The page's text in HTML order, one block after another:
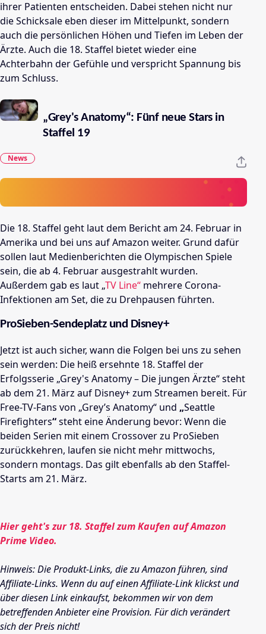
ihrer Patienten entscheiden. Dabei stehen nicht nur
die Schicksale eben dieser im Mittelpunkt, sondern
auch die persönlichen Höhen und Tiefen im Leben der
Ärzte. Auch die 18. Staffel bietet wieder eine
Achterbahn der Gefühle und verspricht Spannung bis
zum Schluss.
„Grey's Anatomy“: Fünf neue Stars in
Staffel 19
News
Die 18. Staffel geht laut dem Bericht am 24. Februar in
Amerika und bei uns auf Amazon weiter. Grund dafür
sollen laut Medienberichten die Olympischen Spiele
sein, die ab 4. Februar ausgestrahlt wurden.
Außerdem gab es laut „TV Line“ mehrere Corona-
Infektionen am Set, die zu Drehpausen führten.
ProSieben-Sendeplatz und Disney+
Jetzt ist auch sicher, wann die Folgen bei uns zu sehen
sein werden: Die heiß ersehnte 18. Staffel der
Erfolgsserie „Grey's Anatomy – Die jungen Ärzte“ steht
ab dem 21. März auf Disney+ zum Streamen bereit. Für
Free-TV-Fans von „Grey’s Anatomy“ und „Seattle
Firefighters“steht eine Änderung bevor: Wenn die
beiden Serien mit einem Crossover zu ProSieben
zurückkehren, laufen sie nicht mehr mittwochs,
sondern montags. Das gilt ebenfalls ab den Staffel-
Starts am 21. März.
Hier geht's zur 18. Staffel zum Kaufen auf Amazon
Prime Video.
Hinweis: Die Produkt-Links, die zu Amazon führen, sind
Affiliate-Links. Wenn du auf einen Affiliate-Link klickst und
über diesen Link einkaufst, bekommen wir von dem
betreffenden Anbieter eine Provision. Für dich verändert
sich der Preis nicht!